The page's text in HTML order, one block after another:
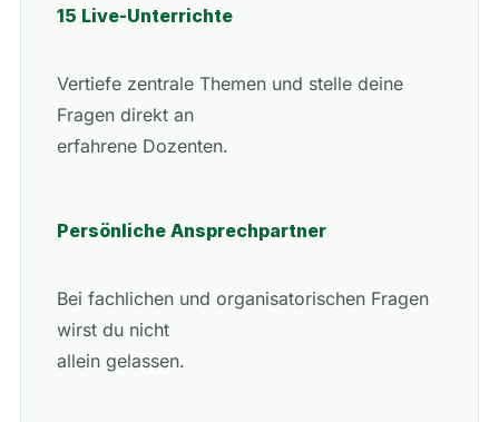
15 Live-Unterrichte
Vertiefe zentrale Themen und stelle deine
Fragen direkt an
erfahrene Dozenten.
Persönliche Ansprechpartner
Bei fachlichen und organisatorischen Fragen
wirst du nicht
allein gelassen.